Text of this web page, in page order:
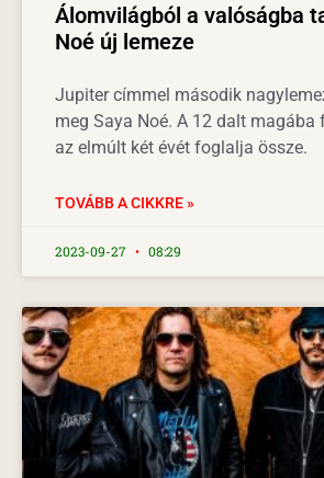
Álomvilágból a valóságba
Noé új lemeze
Jupiter címmel második
meg Saya Noé. A 12 dalt
az elmúlt két évét foglalja össze.
TOVÁBB A CIKKRE »
2023-09-27 08:29